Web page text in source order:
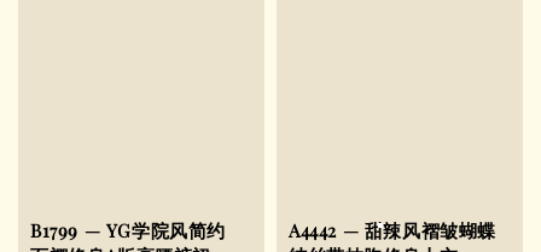
B1799 — YG学院风简约
A4442 — 甜辣风褶皱蝴蝶